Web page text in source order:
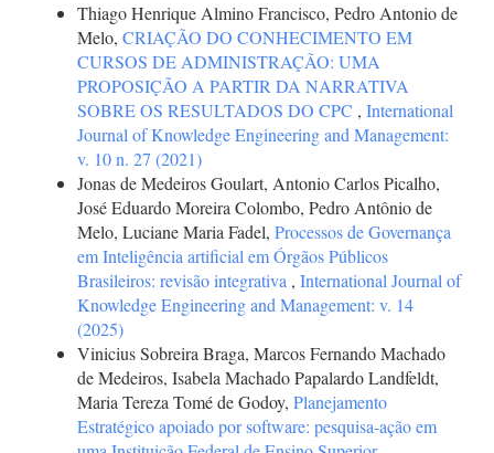
Thiago Henrique Almino Francisco, Pedro Antonio de
Melo, CRIAÇÃO DO CONHECIMENTO EM
CURSOS DE ADMINISTRAÇÃO: UMA
PROPOSIÇÃO A PARTIR DA NARRATIVA
SOBRE OS RESULTADOS DO CPC , International
Journal of Knowledge Engineering and Management:
v. 10 n. 27 (2021)
Jonas de Medeiros Goulart, Antonio Carlos Picalho,
José Eduardo Moreira Colombo, Pedro Antônio de
Melo, Luciane Maria Fadel, Processos de Governança
em Inteligência artificial em Órgãos Públicos
Brasileiros: revisão integrativa , International Journal of
Knowledge Engineering and Management: v. 14
(2025)
Vinicius Sobreira Braga, Marcos Fernando Machado
de Medeiros, Isabela Machado Papalardo Landfeldt,
Maria Tereza Tomé de Godoy, Planejamento
Estratégico apoiado por software: pesquisa-ação em